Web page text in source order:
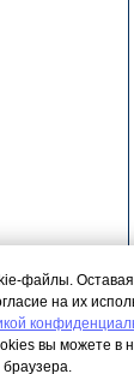
защищены
файлы.
на их
вы можете в
браузера.